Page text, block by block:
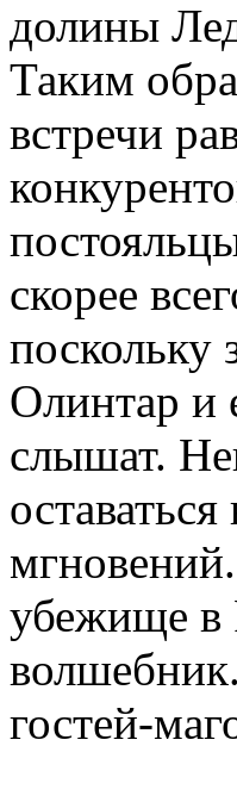
долины
Таким
встречи
скорее
поскольку
Олинтар и
слышат.
убежище в
гостей-